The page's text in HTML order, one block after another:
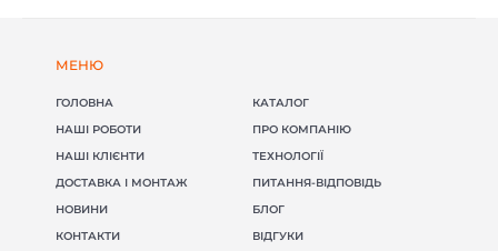
МЕНЮ
ГОЛОВНА
КАТАЛОГ
НАШІ РОБОТИ
ПРО КОМПАНІЮ
НАШІ КЛІЄНТИ
ТЕХНОЛОГІЇ
ДОСТАВКА І МОНТАЖ
ПИТАННЯ-ВІДПОВІДЬ
НОВИНИ
БЛОГ
КОНТАКТИ
ВІДГУКИ